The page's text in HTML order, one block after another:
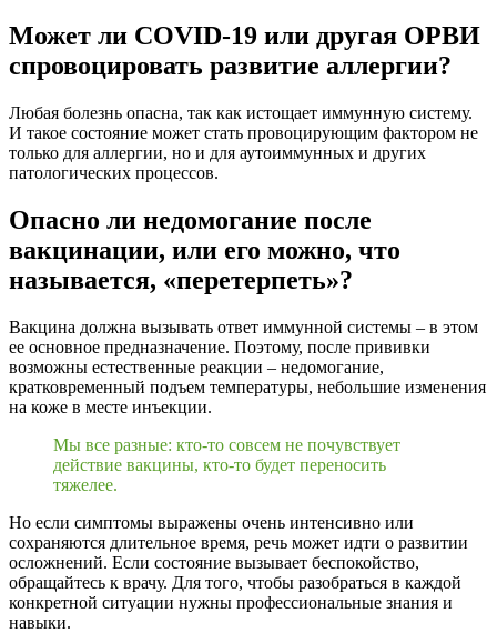
Может ли COVID-19 или другая ОРВИ
спровоцировать развитие аллергии?
Любая болезнь опасна, так как истощает иммунную систему.
И такое состояние может стать провоцирующим фактором не
только для аллергии, но и для аутоиммунных и других
патологических процессов.
Опасно ли недомогание после
вакцинации, или его можно, что
называется, «перетерпеть»?
Вакцина должна вызывать ответ иммунной системы – в этом
ее основное предназначение. Поэтому, после прививки
возможны естественные реакции – недомогание,
кратковременный подъем температуры, небольшие изменения
на коже в месте инъекции.
Мы все разные: кто-то совсем не почувствует
действие вакцины, кто-то будет переносить
тяжелее.
Но если симптомы выражены очень интенсивно или
сохраняются длительное время, речь может идти о развитии
осложнений. Если состояние вызывает беспокойство,
обращайтесь к врачу. Для того, чтобы разобраться в каждой
конкретной ситуации нужны профессиональные знания и
навыки.